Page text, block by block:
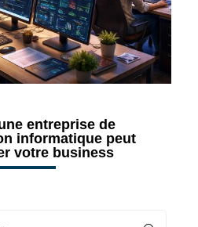
entreprise de
informatique peut
votre business